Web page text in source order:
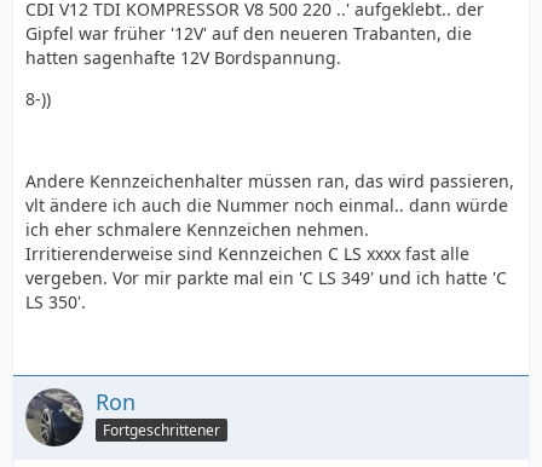
CDI V12 TDI KOMPRESSOR V8 500 220 ..' aufgeklebt.. der
Gipfel war früher '12V' auf den neueren Trabanten, die
hatten sagenhafte 12V Bordspannung.
8-))
Andere Kennzeichenhalter müssen ran, das wird passieren,
vlt ändere ich auch die Nummer noch einmal.. dann würde
ich eher schmalere Kennzeichen nehmen.
Irritierenderweise sind Kennzeichen C LS xxxx fast alle
vergeben. Vor mir parkte mal ein 'C LS 349' und ich hatte 'C
LS 350'.
Ron
Fortgeschrittener